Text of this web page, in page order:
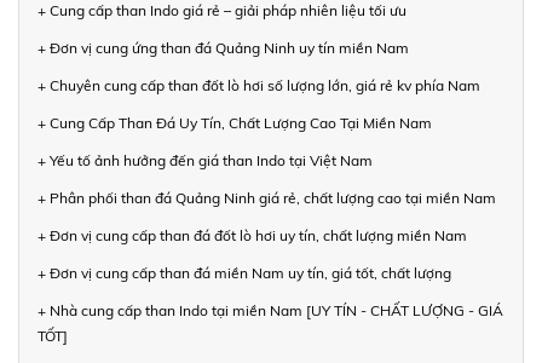
+ Cung cấp than Indo giá rẻ – giải pháp nhiên liệu tối ưu
+ Đơn vị cung ứng than đá Quảng Ninh uy tín miền Nam
+ Chuyên cung cấp than đốt lò hơi số lượng lớn, giá rẻ kv phía Nam
+ Cung Cấp Than Đá Uy Tín, Chất Lượng Cao Tại Miền Nam
+ Yếu tố ảnh hưởng đến giá than Indo tại Việt Nam
+ Phân phối than đá Quảng Ninh giá rẻ, chất lượng cao tại miền Nam
+ Đơn vị cung cấp than đá đốt lò hơi uy tín, chất lượng miền Nam
+ Đơn vị cung cấp than đá miền Nam uy tín, giá tốt, chất lượng
+ Nhà cung cấp than Indo tại miền Nam [UY TÍN - CHẤT LƯỢNG - GIÁ
TỐT]